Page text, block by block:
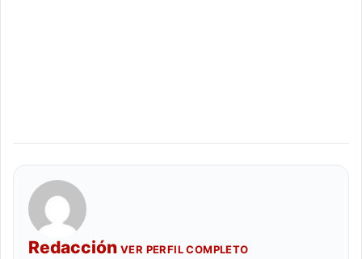
Redacción VER PERFIL COMPLETO